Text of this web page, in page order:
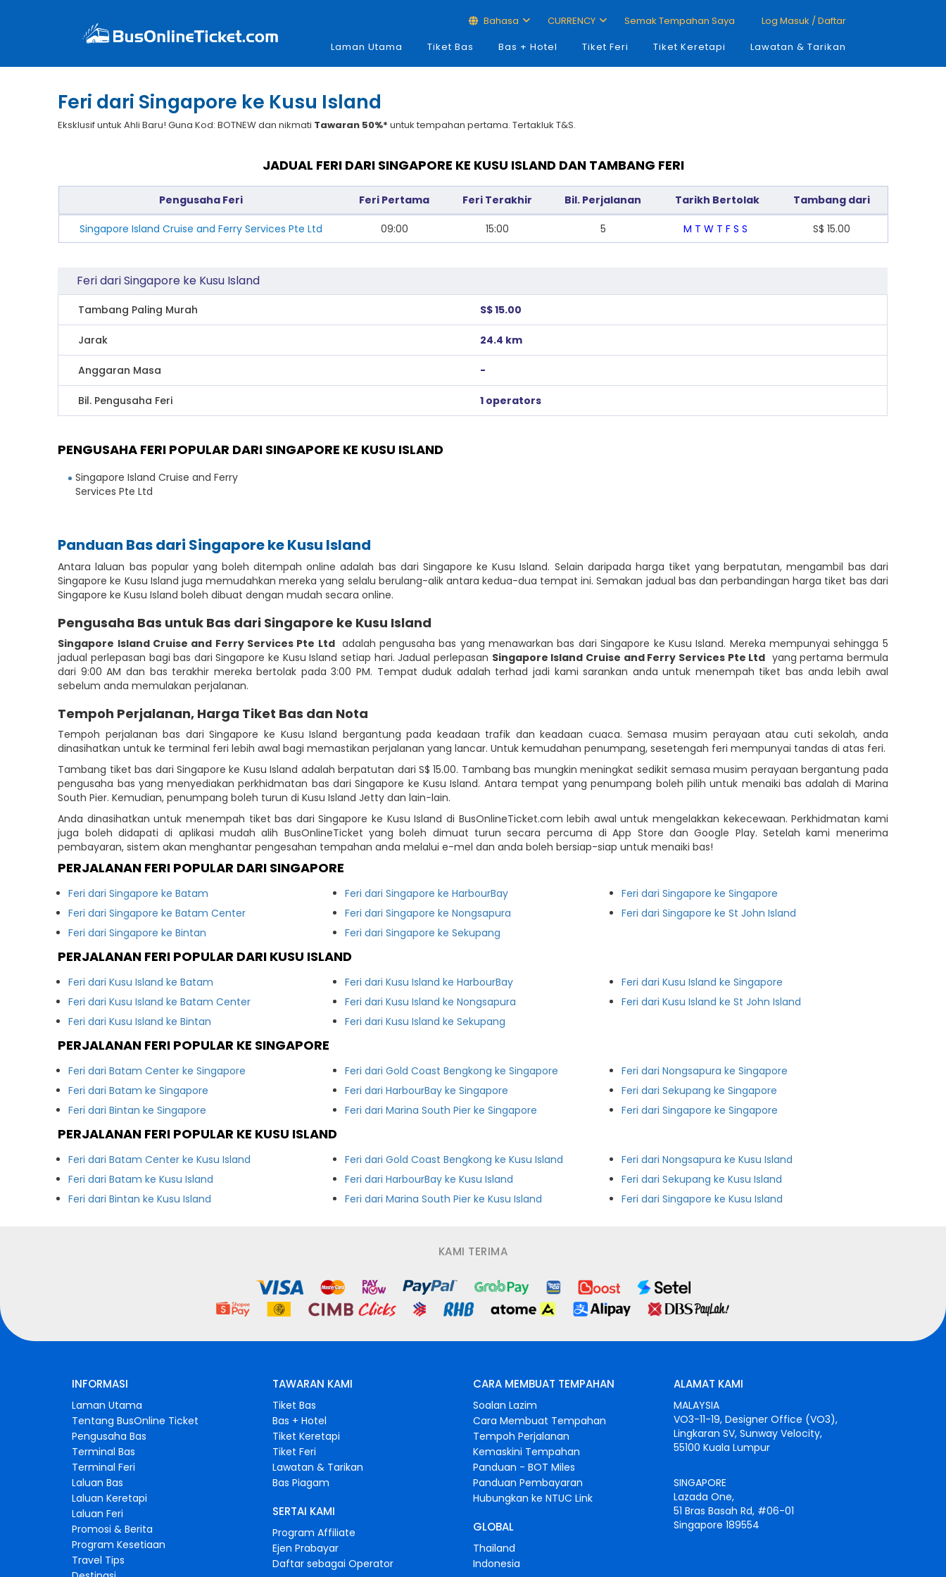
Bahasa CURRENCY Semak Tempahan Saya
Log Masuk / Daftar
Laman Utama
Tiket Bas Bas + Hotel Tiket Feri Tiket Keretapi Lawatan & Tarikan
Feri dari Singapore ke Kusu Island
Eksklusif untuk Ahli Baru! Guna Kod: BOTNEW dan nikmati Tawaran 50%* untuk tempahan pertama. Tertakluk T&S.
JADUAL FERI DARI SINGAPORE KE KUSU ISLAND DAN TAMBANG FERI
Pengusaha Feri Feri Pertama Feri Terakhir Bil. Perjalanan Tarikh Bertolak Tambang dari
Singapore Island Cruise and Ferry Services Pte Ltd 09:00 15:00 5 M T W T F S S S$ 15.00
Feri dari Singapore ke Kusu Island
Tambang Paling Murah S$ 15.00
Jarak 24.4 km
Anggaran Masa -
Bil. Pengusaha Feri 1 operators
PENGUSAHA FERI POPULAR DARI SINGAPORE KE KUSU ISLAND
Singapore Island Cruise and Ferry
Services Pte Ltd
Panduan Bas dari Singapore ke Kusu Island
Antara laluan bas popular yang boleh ditempah online adalah bas dari Singapore ke Kusu Island. Selain daripada harga tiket yang berpatutan, mengambil bas dari
Singapore ke Kusu Island juga memudahkan mereka yang selalu berulang-alik antara kedua-dua tempat ini. Semakan jadual bas dan perbandingan harga tiket bas dari
Singapore ke Kusu Island boleh dibuat dengan mudah secara online.
Pengusaha Bas untuk Bas dari Singapore ke Kusu Island
Singapore Island Cruise and Ferry Services Pte Ltd adalah pengusaha bas yang menawarkan bas dari Singapore ke Kusu Island. Mereka mempunyai sehingga 5
jadual perlepasan bagi bas dari Singapore ke Kusu Island setiap hari. Jadual perlepasan Singapore Island Cruise and Ferry Services Pte Ltd yang pertama bermula
dari 9:00 AM dan bas terakhir mereka bertolak pada 3:00 PM. Tempat duduk adalah terhad jadi kami sarankan anda untuk menempah tiket bas anda lebih awal
sebelum anda memulakan perjalanan.
Tempoh Perjalanan, Harga Tiket Bas dan Nota
Tempoh perjalanan bas dari Singapore ke Kusu Island bergantung pada keadaan trafik dan keadaan cuaca. Semasa musim perayaan atau cuti sekolah, anda
dinasihatkan untuk ke terminal feri lebih awal bagi memastikan perjalanan yang lancar. Untuk kemudahan penumpang, sesetengah feri mempunyai tandas di atas feri.
Tambang tiket bas dari Singapore ke Kusu Island adalah berpatutan dari S$ 15.00. Tambang bas mungkin meningkat sedikit semasa musim perayaan bergantung pada
pengusaha bas yang menyediakan perkhidmatan bas dari Singapore ke Kusu Island. Antara tempat yang penumpang boleh pilih untuk menaiki bas adalah di Marina
South Pier. Kemudian, penumpang boleh turun di Kusu Island Jetty dan lain-lain.
Anda dinasihatkan untuk menempah tiket bas dari Singapore ke Kusu Island di BusOnlineTicket.com lebih awal untuk mengelakkan kekecewaan. Perkhidmatan kami
juga boleh didapati di aplikasi mudah alih BusOnlineTicket yang boleh dimuat turun secara percuma di App Store dan Google Play. Setelah kami menerima
pembayaran, sistem akan menghantar pengesahan tempahan anda melalui e-mel dan anda boleh bersiap-siap untuk menaiki bas!
PERJALANAN FERI POPULAR DARI SINGAPORE
Feri dari Singapore ke Batam
Feri dari Singapore ke Batam Center
Feri dari Singapore ke Bintan
Feri dari Singapore ke HarbourBay
Feri dari Singapore ke Nongsapura
Feri dari Singapore ke Sekupang
Feri dari Singapore ke Singapore
Feri dari Singapore ke St John Island
PERJALANAN FERI POPULAR DARI KUSU ISLAND
Feri dari Kusu Island ke Batam
Feri dari Kusu Island ke Batam Center
Feri dari Kusu Island ke Bintan
Feri dari Kusu Island ke HarbourBay
Feri dari Kusu Island ke Nongsapura
Feri dari Kusu Island ke Sekupang
Feri dari Kusu Island ke Singapore
Feri dari Kusu Island ke St John Island
PERJALANAN FERI POPULAR KE SINGAPORE
Feri dari Batam Center ke Singapore
Feri dari Batam ke Singapore
Feri dari Bintan ke Singapore
Feri dari Gold Coast Bengkong ke Singapore
Feri dari HarbourBay ke Singapore
Feri dari Marina South Pier ke Singapore
Feri dari Nongsapura ke Singapore
Feri dari Sekupang ke Singapore
Feri dari Singapore ke Singapore
PERJALANAN FERI POPULAR KE KUSU ISLAND
Feri dari Batam Center ke Kusu Island
Feri dari Batam ke Kusu Island
Feri dari Bintan ke Kusu Island
Feri dari Gold Coast Bengkong ke Kusu Island
Feri dari HarbourBay ke Kusu Island
Feri dari Marina South Pier ke Kusu Island
Feri dari Nongsapura ke Kusu Island
Feri dari Sekupang ke Kusu Island
Feri dari Singapore ke Kusu Island
KAMI TERIMA
INFORMASI
Laman Utama
Tentang BusOnline Ticket
Pengusaha Bas
Terminal Bas
Terminal Feri
Laluan Bas
Laluan Keretapi
Laluan Feri
Promosi & Berita
Program Kesetiaan
Travel Tips
TAWARAN KAMI
Tiket Bas
Bas + Hotel
Tiket Keretapi
Tiket Feri
Lawatan & Tarikan
Bas Piagam
SERTAI KAMI
Program Affiliate
Ejen Prabayar
Daftar sebagai Operator
CARA MEMBUAT TEMPAHAN
Soalan Lazim
Cara Membuat Tempahan
Tempoh Perjalanan
Kemaskini Tempahan
Panduan - BOT Miles
Panduan Pembayaran
Hubungkan ke NTUC Link
GLOBAL
Thailand
Indonesia
ALAMAT KAMI
MALAYSIA
VO3-11-19, Designer Office (VO3),
Lingkaran SV, Sunway Velocity,
55100 Kuala Lumpur
SINGAPORE
Lazada One,
51 Bras Basah Rd, #06-01
Singapore 189554